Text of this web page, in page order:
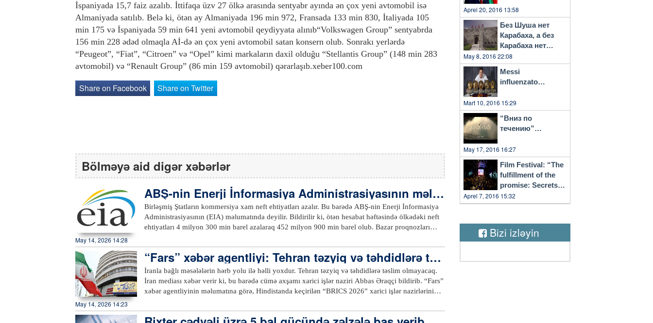
İspaniyada 15,7 faiz azalıb. İttifaqa üzv 27 ölkə arasında sentyabr ayında ən çox yeni avtomobil isə
Almaniyada satılıb. Belə ki, ötən ay Almaniyada 196 min 972, Fransada 133 min 830, İtaliyada 105
min 175 və İspaniyada 59 min 641 yeni avtomobil qeydiyyata alınıb“Volkswagen Group” sentyabrda
156 min 228 ədəd olmaqla Aİ-də ən çox yeni avtomobil satan konsern olub. Sonrakı yerlərdə
“Peugeot”, “Fiat”, “Citroen” və “Opel” kimi markaların daxil olduğu “Stellantis Group” (148 min 283
avtomobil) və “Renault Group” (86 min 159 avtomobil) qərarlaşıb.xeber100.com
Share on Facebook Share on Twitter
Bölməyə aid digər xəbərlər
ABŞ-nin Enerji İnformasiya Administrasiyasının məlu
matı əsasında…
Birləşmiş Ştatların kommersiya xam neft ehtiyatları azalır. Bu barədə ABŞ-nin Enerji İnformasiya
Administrasiyasının (EIA) məlumatında deyilir. Bildirilir ki, ötən hesabat həftəsində ölkədəki neft
ehtiyatları 4 milyon 300 min barel azalaraq 452 milyon 900 min barel olub. Bazar proqnozları
daxil olmayan strateji xam neft ehtiyatları da 8 milyon 600 min barel geriləyərək 384 milyon 100
min barel olub. Ölkənin benzin ehtiyatları isə hesabat həftəsində 4 milyon 100 min barel azalaraq
215 milyon 700 min barel təşkil edib.xeber100.com
May 14, 2026 14:28
“Fars” xəbər agentliyi: Tehran təzyiq və təhdidlərə təs
lim olmayacaq
İranla bağlı məsələlərin hərb yolu ilə həlli yoxdur. Tehran təzyiq və təhdidlərə təslim olmayacaq.
İran mediası xəbər verir ki, bu barədə cümə axşamı xarici işlər naziri Abbas Əraqçi bildirib. “Fars”
xəbər agentliyinin məlumatına görə, Hindistanda keçirilən “BRICS 2026” xarici işlər nazirlərinin
tərəfindən təcavüzə məruz qalıb. “Davamlılıq, innovasiya, əməkdaşlıq və dayanıqlılıq üçün
nizam” mövzusunda keçirilən qlobal görüş fevralın 28-də başlayan və hazırda atəşkəs rejimi
May 14, 2026 14:23
Aprel 20, 2016 13:58
Без Шуша нет
Карабаха, а без
Карабаха нет
Азербайджана…
May 8, 2016 22:08
Messi
influenzato…
Mart 10, 2016 15:29
“Вниз по
течению”…
May 17, 2016 16:27
Film Festival: “The
fulfillment of the
promise: Secrets
of Vilnius”
Aprel 7, 2016 15:32
Bizi izləyin